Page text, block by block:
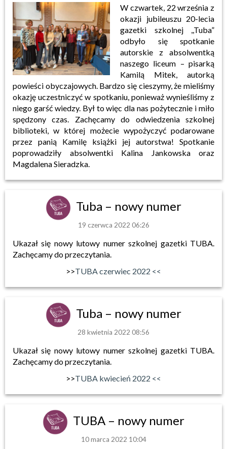
W czwartek, 22 września z
okazji jubileuszu 20-lecia
gazetki szkolnej ,,Tuba”
odbyło się spotkanie
autorskie z absolwentką
naszego liceum – pisarką
Kamilą Mitek, autorką
powieści obyczajowych. Bardzo się cieszymy, że mieliśmy
okazję uczestniczyć w spotkaniu, ponieważ wynieśliśmy z
niego garść wiedzy. Był to więc dla nas pożytecznie i miło
spędzony czas. Zachęcamy do odwiedzenia szkolnej
biblioteki, w której możecie wypożyczyć podarowane
przez panią Kamilę książki jej autorstwa! Spotkanie
poprowadziły absolwentki Kalina Jankowska oraz
Magdalena Sieradzka.
Tuba – nowy numer
19 czerwca 2022 06:26
Ukazał się nowy lutowy numer szkolnej gazetki TUBA.
Zachęcamy do przeczytania.
>>TUBA czerwiec 2022 <<
Tuba – nowy numer
28 kwietnia 2022 08:56
Ukazał się nowy lutowy numer szkolnej gazetki TUBA.
Zachęcamy do przeczytania.
>>TUBA kwiecień 2022 <<
TUBA – nowy numer
10 marca 2022 10:04